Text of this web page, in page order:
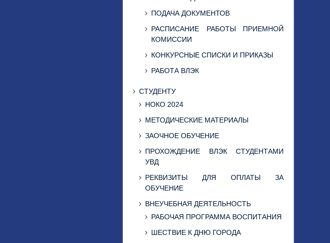
ПОДАЧА ДОКУМЕНТОВ
РАСПИСАНИЕ РАБОТЫ ПРИЕМНОЙ
КОМИССИИ
КОНКУРСНЫЕ СПИСКИ И ПРИКАЗЫ
РАБОТА ВЛЭК
СТУДЕНТУ
НОКО 2024
МЕТОДИЧЕСКИЕ МАТЕРИАЛЫ
ЗАОЧНОЕ ОБУЧЕНИЕ
ПРОХОЖДЕНИЕ ВЛЭК СТУДЕНТАМИ
УВД
РЕКВИЗИТЫ ДЛЯ ОПЛАТЫ ЗА
ОБУЧЕНИЕ
ВНЕУЧЕБНАЯ ДЕЯТЕЛЬНОСТЬ
РАБОЧАЯ ПРОГРАММА ВОСПИТАНИЯ
ШЕСТВИЕ К ДНЮ ГОРОДА